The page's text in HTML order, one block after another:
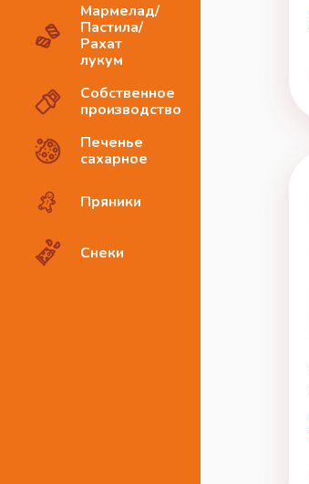
Мармелад/
Пастила/
Рахат
лукум
Собственное
производство
Печенье
сахарное
Пряники
Снеки